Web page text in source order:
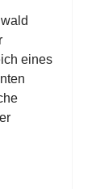
eines